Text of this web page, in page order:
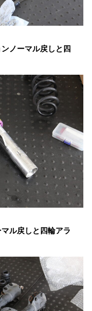
ノーマル戻しと四
ル戻しと四輪アラ